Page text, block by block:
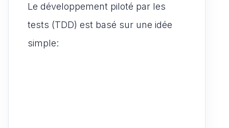
Le développement piloté par les
tests (TDD) est basé sur une idée
simple: